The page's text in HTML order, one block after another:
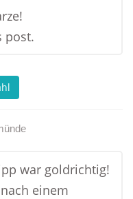
post.
war goldrichtig!
einem